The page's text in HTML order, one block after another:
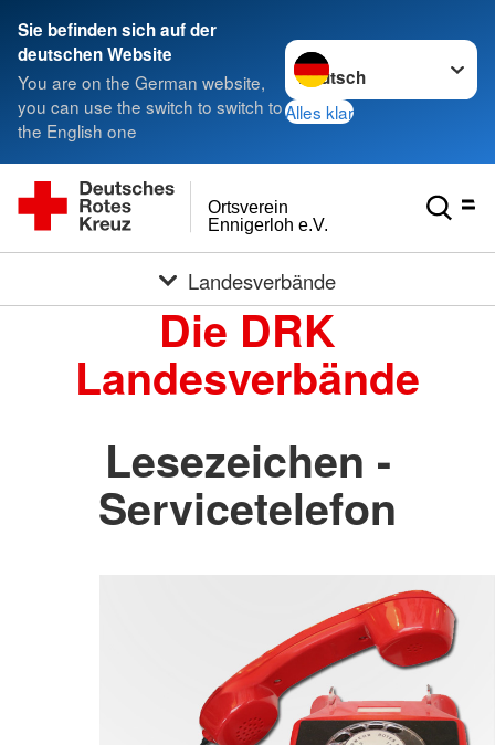
Sie befinden sich auf der
deutschen Website
You are on the German website,
you can use the switch to switch to
the English one
Sprache wechseln zu
Alles klar
Ennigerloh e.V.
Ortsverein
Landesverbände
Die DRK
Landesverbände
Lesezeichen -
Servicetelefon